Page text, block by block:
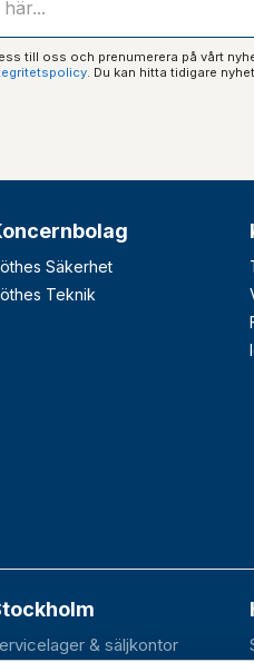
till oss och prenumerera på vårt
. Du kan hitta tidigare
Säkerhet
Teknik
& säljkontor